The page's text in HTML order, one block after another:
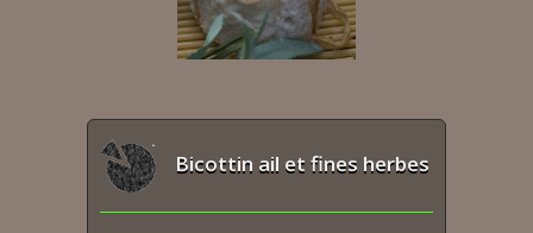
Bicottin ail et fines herbes